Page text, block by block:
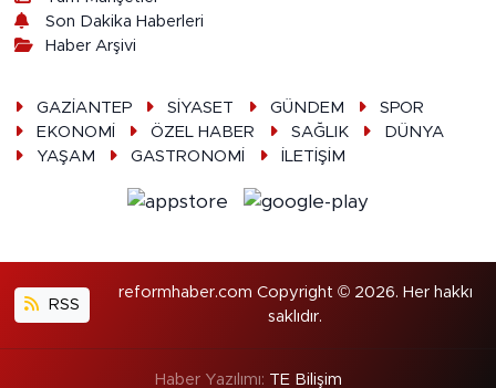
Son Dakika Haberleri
Haber Arşivi
GAZİANTEP SİYASET GÜNDEM
SPOR
EKONOMİ
ÖZEL HABER SAĞLIK
DÜNYA
YAŞAM
GASTRONOMİ İLETİŞİM
RSS
reformhaber.com Copyright © 2026. Her hakkı
saklıdır.
Haber Yazılımı: TE Bilişim